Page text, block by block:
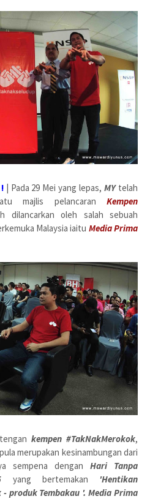
| Pada 29 Mei yang lepas,MY telah
majlis pelancaran Kempen
dilancarkan oleh salah sebuah
Malaysia iaitu Media Prima
kempen #TakNakMerokok,
merupakan kesinambungan dari
sempena dengan Hari Tanpa
yang bertemakan
'Hentikan
produk Tembakau '. Media Prima